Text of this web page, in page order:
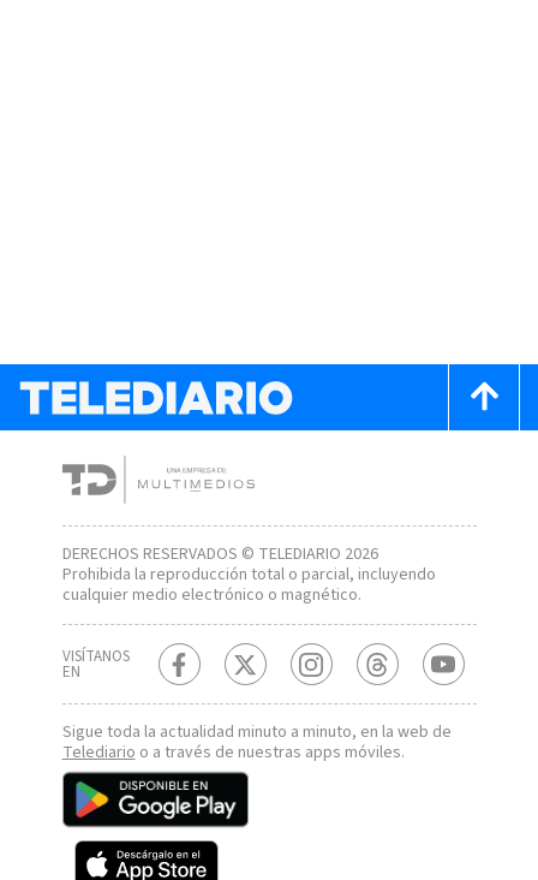
DERECHOS RESERVADOS © TELEDIARIO 2026
Prohibida la reproducción total o parcial, incluyendo
cualquier medio electrónico o magnético.
VISÍTANOS
EN
Sigue toda la actualidad minuto a minuto, en la web de
Telediarioo a través de nuestras apps móviles.